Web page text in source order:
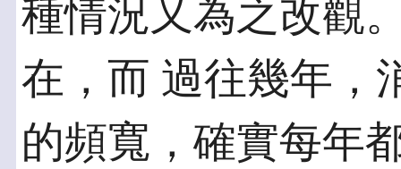
種情況又為之改觀
在，而 過往幾年，
的頻寬，確實每年